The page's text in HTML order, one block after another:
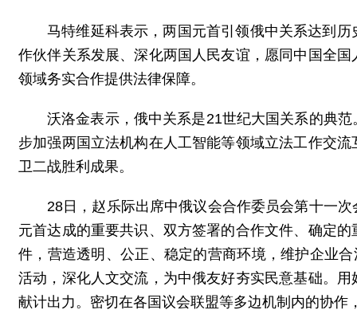
马特维延科表示，两国元首引领俄中关系达到
作伙伴关系发展、深化两国人民友谊，愿同中国全
领域务实合作提供法律保障。
沃洛金表示，俄中关系是21世纪大国关系的典
步加强两国立法机构在人工智能等领域立法工作交
卫二战胜利成果。
28日，赵乐际出席中俄议会合作委员会第十一
元首达成的重要共识、双方签署的合作文件、确定
件，营造透明、公正、稳定的营商环境，维护企业
活动，深化人文交流，为中俄友好夯实民意基础。
献计出力。密切在各国议会联盟等多边机制内的协作